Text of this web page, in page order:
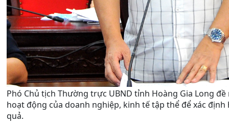
Phó Chủ tịch Thường trực UBND tỉnh Hoàng Gia Long
hoạt động của doanh nghiệp, kinh tế tập thể để xác
quả.